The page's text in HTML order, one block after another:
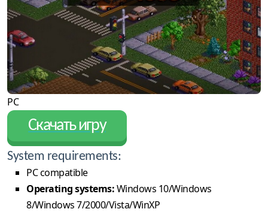
PC
Скачать игру
System requirements:
PC compatible
Operating systems:Windows 10/Windows
8/Windows 7/2000/Vista/WinXP